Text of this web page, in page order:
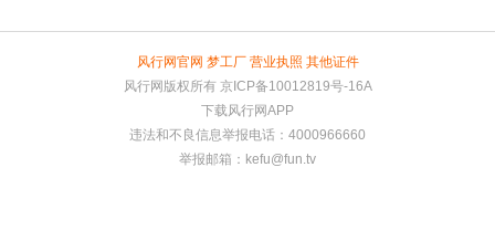
风行网官网 梦工厂 营业执照 其他证件
风行网版权所有 京ICP备10012819号-16A
下载风行网APP
违法和不良信息举报电话：4000966660
举报邮箱： kefu@fun.tv